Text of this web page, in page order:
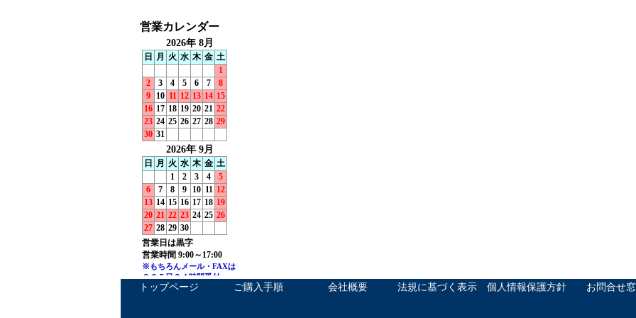
トップページ ご購入手順 会社概要 法規に基づく表示 個人情報保護方針 お問合せ